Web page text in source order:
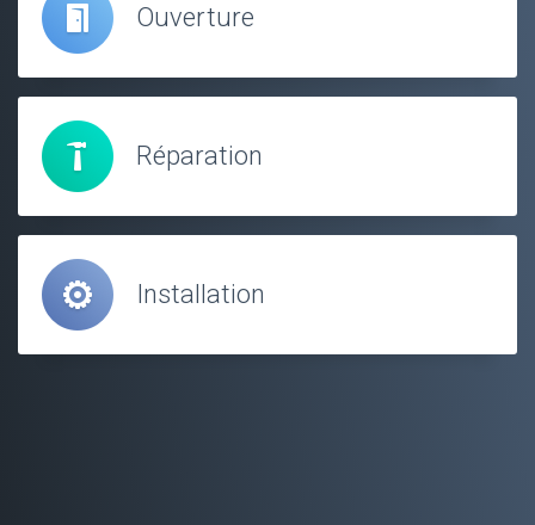
Ouverture
Réparation
Installation